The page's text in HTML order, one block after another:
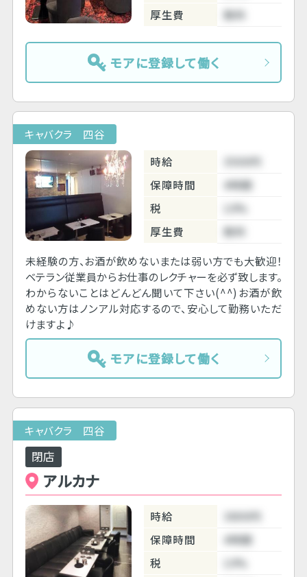
厚生費
無料
モアに登録して働く
キャバクラ 四谷
時給
3500円
保障時間
4時間
税
10%
厚生費
無料
未経験の方、お酒が飲めないまたは弱い方でも大歓迎！
ベテラン従業員からお仕事のレクチャーを必ず致します。
わからないことはどんどん聞いて下さい(^^)お酒が飲
めない方はノンアル対応するので、安心して勤務いただ
けますよ♪
モアに登録して働く
キャバクラ 四谷
閉店
アルカナ
時給
3800円
保障時間
4時間
税
10%